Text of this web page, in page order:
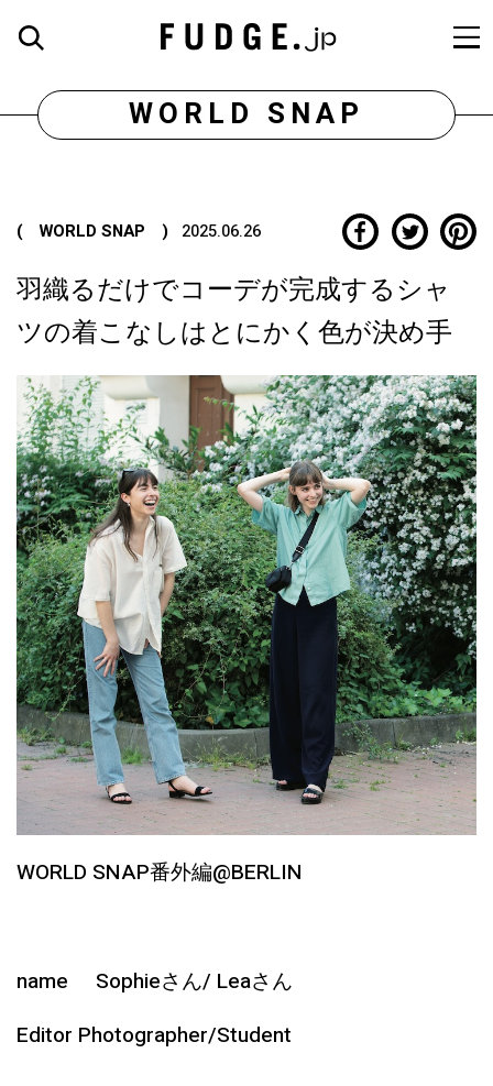
WORLD SNAP
( WORLD SNAP ) 2025.06.26
羽織るだけでコーデが完成するシャ
ツの着こなしはとにかく色が決め手
WORLD SNAP番外編@BERLIN
name Sophieさん/ Leaさん
Editor Photographer/Student